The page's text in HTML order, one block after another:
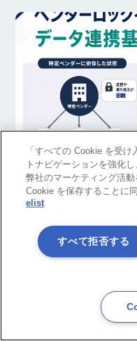
ベンダーロックインを回
らす方法
製品コラム
ASTERIA Warp 関連サ
技術情
「すべての Cookie を受
トナビゲーションを強化
弊社のマーケティング活
Cookie を保存することに
elist
すべて拒否する